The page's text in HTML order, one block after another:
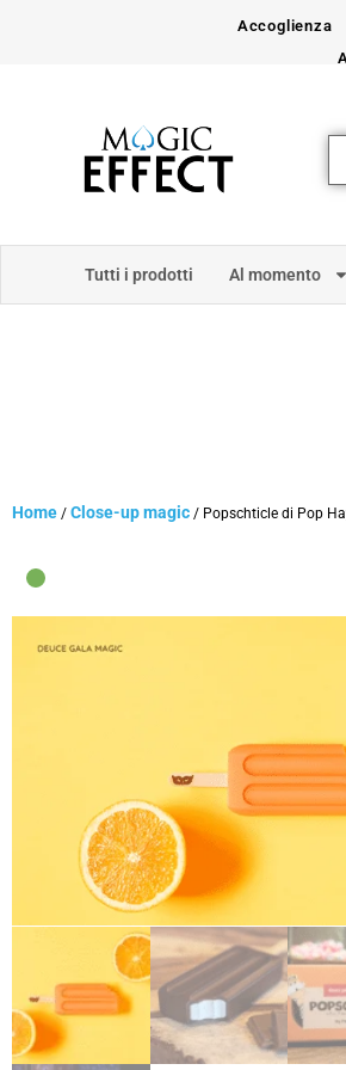
Accoglienza
Tutti i prodotti Al momento
Home / Close-up magic / Popschticle di Pop